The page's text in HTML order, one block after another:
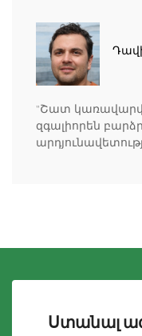
"Շատ
զգալիորեն
Ստանալ